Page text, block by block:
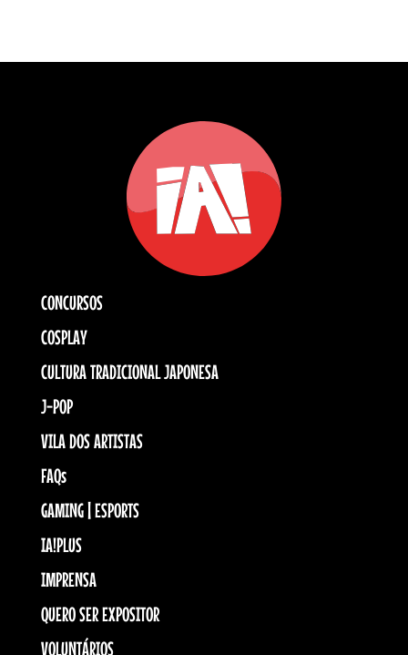
CONCURSOS
COSPLAY
CULTURA TRADICIONAL JAPONESA
J-POP
VILA DOS ARTISTAS
FAQs
GAMING | ESPORTS
IA!PLUS
IMPRENSA
QUERO SER EXPOSITOR
VOLUNTÁRIOS